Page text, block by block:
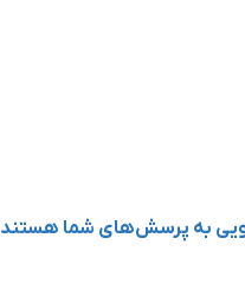
به پرسش‌های شما هستند